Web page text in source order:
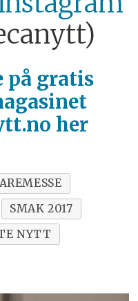
på gratis
her
SMAK 2017
NYTT